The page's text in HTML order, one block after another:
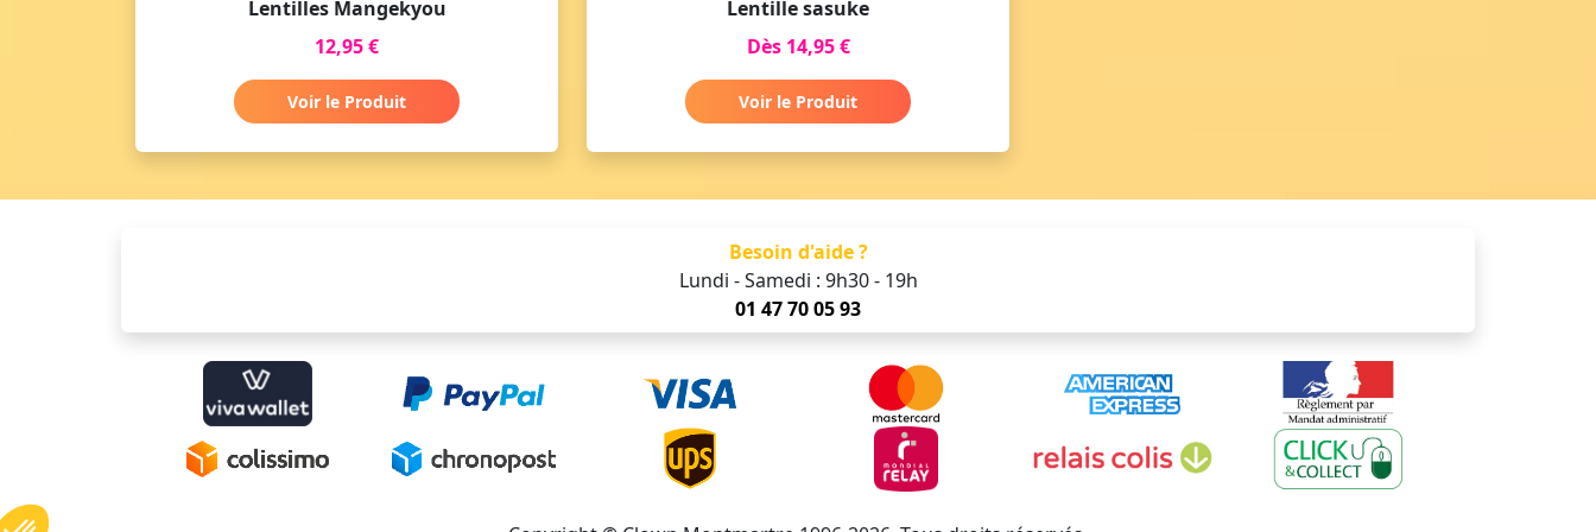
Lentilles Mangekyou
12,95 €
Voir le Produit
Lentille sasuke
Dès 14,95 €
Voir le Produit
Besoin d'aide ?
Lundi - Samedi : 9h30 - 19h
01 47 70 05 93